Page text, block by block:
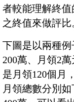
者較能理解終
之終值來做評比
下圖是以兩種
200萬、月領2
是月領120個月
月領總數分別